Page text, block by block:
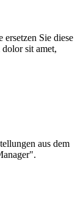
Sie diese
sit amet,
aus dem